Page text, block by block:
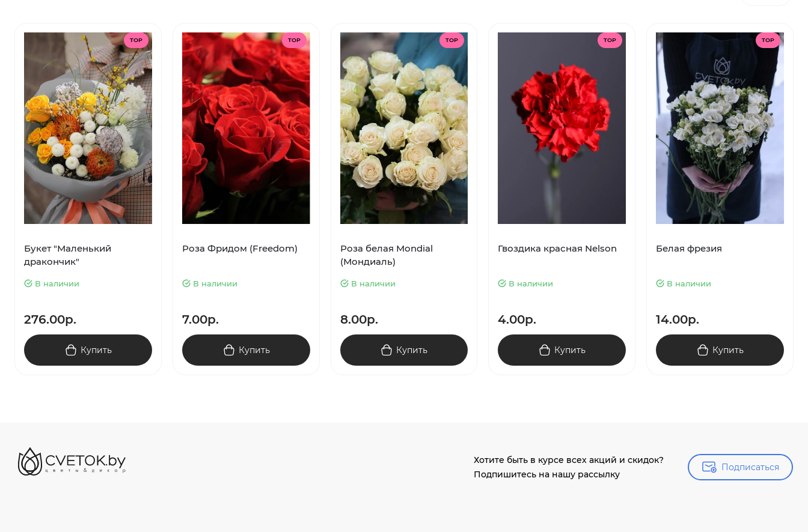
TOP
Букет "Маленький
дракончик"
В наличии
276.00р.
Купить
TOP
Роза Фридом (Freedom)
В наличии
7.00р.
Купить
TOP
Роза белая Mondial
(Мондиаль)
В наличии
8.00р.
Купить
TOP
Гвоздика красная Nelson
В наличии
4.00р.
Купить
TOP
Белая фрезия
В наличии
14.00р.
Купить
Хотите быть в курсе всех акций и скидок?
Подпишитесь на нашу рассылку
Подписаться
Подписаться